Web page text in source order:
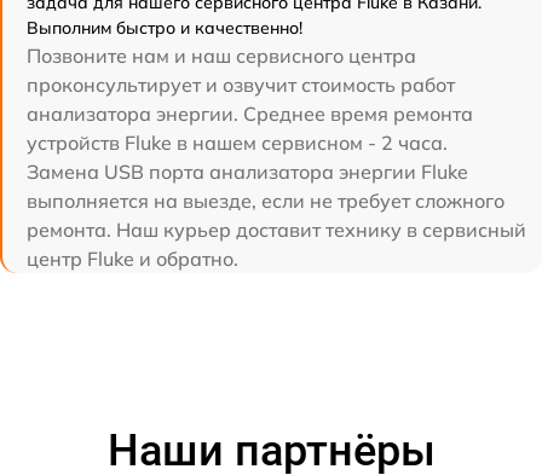
Выполним быстро и качественно!
Позвоните нам и наш сервисного центра
проконсультирует и озвучит стоимость работ
анализатора энергии. Среднее время ремонта
устройств Fluke в нашем сервисном - 2 часа.
Замена USB порта анализатора энергии Fluke
выполняется на выезде, если не требует сложного
ремонта. Наш курьер доставит технику в сервисный
центр Fluke и обратно.
Наши партнёры